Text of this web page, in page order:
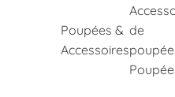
Poupées &
Accessoires
de